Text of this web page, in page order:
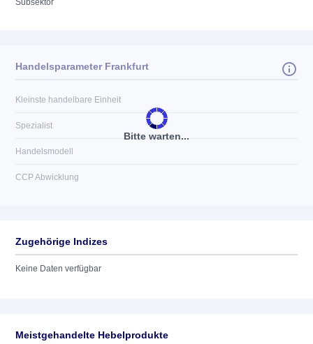
Subsektor
Bitte warten...
Handelsparameter Frankfurt
Kleinste handelbare Einheit
Spezialist
Handelsmodell
CCP Abwicklung
Zugehörige Indizes
Keine Daten verfügbar
Meistgehandelte Hebelprodukte